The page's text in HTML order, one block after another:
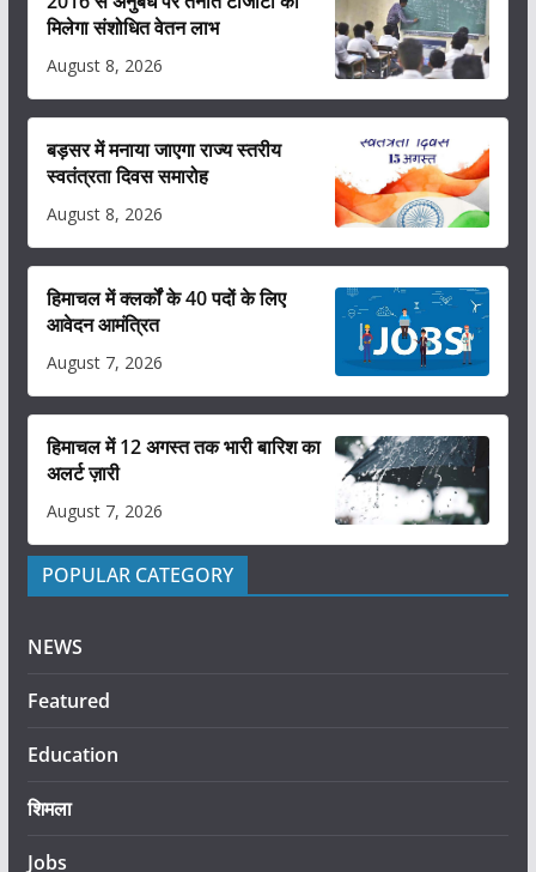
मिलेगा संशोधित वेतन लाभ
August 8, 2026
बड़सर में मनाया जाएगा राज्य स्तरीय
स्वतंत्रता दिवस समारोह
August 8, 2026
हिमाचल में क्लर्कों के 40 पदों के लिए
आवेदन आमंत्रित
August 7, 2026
हिमाचल में 12 अगस्त तक भारी बारिश का
अलर्ट ज़ारी
August 7, 2026
POPULAR CATEGORY
NEWS
Featured
Education
शिमला
Jobs